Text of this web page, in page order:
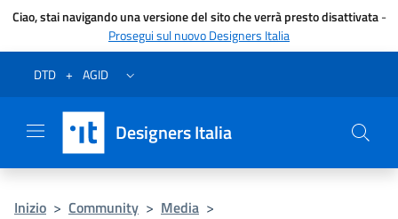
Ciao, stai navigando una versione del sito che verrà presto disattivata-
Prosegui sul nuovo Designers Italia
Vai al menu
Vai al contenuto
Questa pagina è stata utile?
Vai al piede
Dichiarazione di accessibilità (link esterno su sito AgID)
DTD + AGID Apri/chiudi menu secondario
Designers Italia
Inizio > Community > Media >